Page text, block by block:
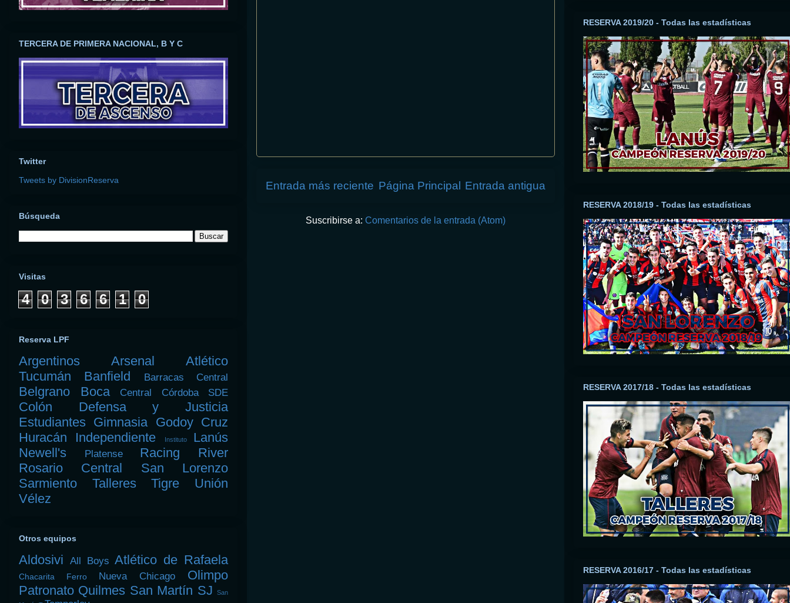
Entrada más reciente Entrada antigua
Página Principal
Suscribirse a: Comentarios de la entrada (Atom)
TERCERA DE PRIMERA NACIONAL, B Y C
Twitter
Tweets by DivisionReserva
Búsqueda
Visitas
4 0 3 6 6 1 0
Reserva LPF
Argentinos Arsenal
Atlético
Tucumán
Banfield Barracas Central
Belgrano Boca Central Córdoba SDE
Colón
Defensa y Justicia
Estudiantes Gimnasia Godoy Cruz
Huracán
Independiente Instituto
Lanús
Newell's
Platense Racing
River
Rosario Central
San Lorenzo
Sarmiento
Talleres Tigre
Unión
Vélez
Otros equipos
Aldosivi All Boys Atlético de Rafaela
Chacarita Ferro Nueva Chicago
Olimpo
Patronato Quilmes San Martín SJ
San
RESERVA 2019/20 - Todas las estadísticas
RESERVA 2018/19 - Todas las estadísticas
RESERVA 2017/18 - Todas las estadísticas
RESERVA 2016/17 - Todas las estadísticas